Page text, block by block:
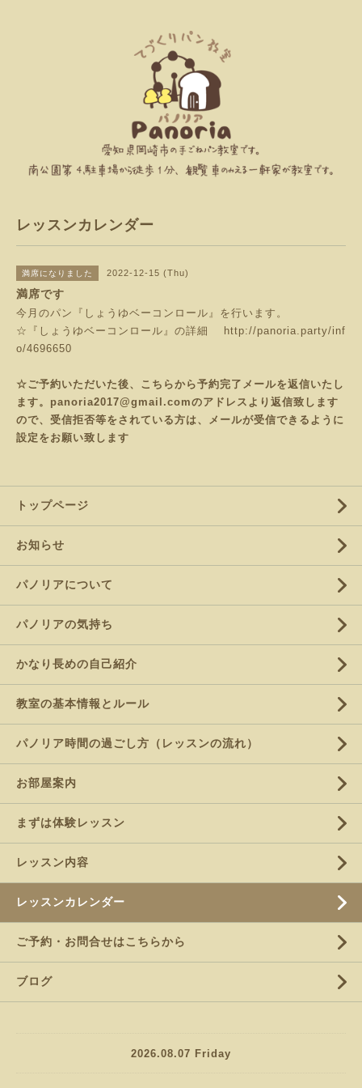
レッスンカレンダー
満席になりました 2022-12-15 (Thu)
満席です
今月のパン『しょうゆベーコンロール』を行います。
☆『しょうゆベーコンロール』の詳細
http://panoria.party/inf
o/4696650
☆ご予約いただいた後、こちらから予約完了メールを返信いたし
ます。panoria2017@gmail.comのアドレスより返信致します
ので、受信拒否等をされている方は、メールが受信できるように
設定をお願い致します
トップページ
お知らせ
パノリアについて
パノリアの気持ち
かなり長めの自己紹介
教室の基本情報とルール
パノリア時間の過ごし方（レッスンの流れ）
お部屋案内
まずは体験レッスン
レッスン内容
レッスンカレンダー
ご予約・お問合せはこちらから
ブログ
2026.08.07 Friday